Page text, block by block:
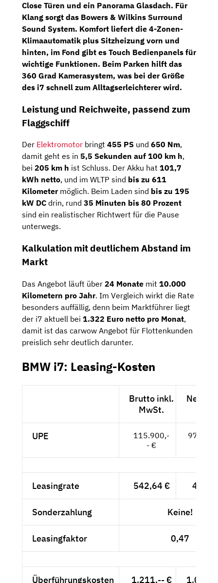
Close Türen und ein Panorama Glasdach. Für
Klang sorgt das Bowers & Wilkins Surround
Sound System. Komfort liefert die 4-Zonen-
Klimaautomatik plus Sitzheizung vorn und
hinten, im Fond gibt es Touch Bedienpanels für
wichtige Funktionen. Beim Parken hilft das
360 Grad Kamerasystem, was bei der Größe
des i7 schnell zum Alltagserleichterer wird.
Leistung und Reichweite, passend zum
Flaggschiff
Der Elektromotor bringt 455 PS und 650 Nm,
damit geht es in 5,5 Sekunden auf 100 km h,
bei 205 km h ist Schluss. Der Akku hat 101,7
kWh netto, und im WLTP sind bis zu 611
Kilometermöglich. Beim Laden sind bis zu 195
kW DC drin, rund 35 Minuten bis 80 Prozent
sind ein realistischer Richtwert für die Pause
unterwegs.
Kalkulation mit deutlichem Abstand im
Markt
Das Angebot läuft über 24 Monate mit 10.000
Kilometern pro Jahr. Im Vergleich wirkt die Rate
besonders auffällig, denn beim Marktführer liegt
der i7 aktuell bei 1.322 Euro netto pro Monat,
damit ist das carwow Angebot für Flottenkunden
preislich sehr deutlich darunter.
BMW i7: Leasing-Kosten
Brutto inkl.
MwSt.
Netto
UPE
115.900,-
- €
Leasingrate 542,64 €
Sonderzahlung Keine!
Leasingfaktor 0,47
Überführungskosten 1.211,-- €